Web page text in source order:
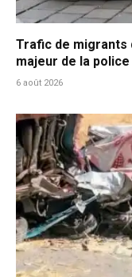
Trafic de migrants
majeur de la
6 août 2026